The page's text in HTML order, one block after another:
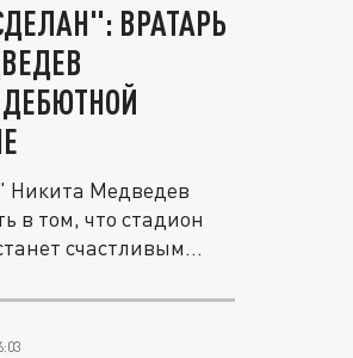
ВРАТАРЬ
Никита Медведев
в том, что стадион
счастливым...